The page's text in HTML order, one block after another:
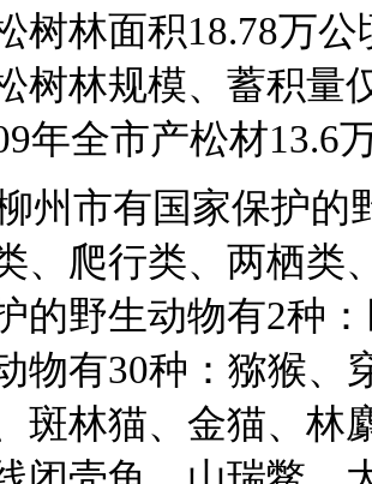
树林面积18.78万公
树林规模、蓄积量
年全市产松材13.6
州市有国家保护的
、爬行类、两栖类
的野生动物有2种
物有30种：猕猴、
斑林猫、金猫、林